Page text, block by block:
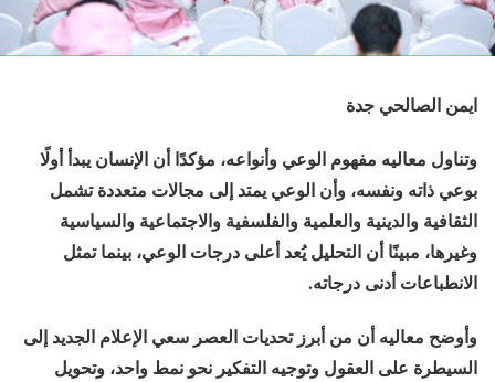
ايمن الصالحي جدة
وتناول معاليه مفهوم الوعي وأنواعه، مؤكدًا أن الإنسان يبدأ أولًا
بوعي ذاته ونفسه، وأن الوعي يمتد إلى مجالات متعددة تشمل
الثقافية والدينية والعلمية والفلسفية والاجتماعية والسياسية
وغيرها، مبينًا أن التحليل يُعد أعلى درجات الوعي، بينما تمثل
الانطباعات أدنى درجاته.
وأوضح معاليه أن من أبرز تحديات العصر سعي الإعلام الجديد إلى
السيطرة على العقول وتوجيه التفكير نحو نمط واحد، وتحويل